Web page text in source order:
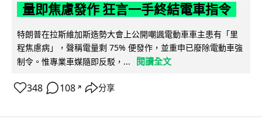
量即焦慮發作 狂言一手終結電車指令
特朗普在拉斯維加斯造勢大會上公開嘲諷電動車車主患有「里
程焦慮病」，聲稱電量剩 75% 便發作，並重申已廢除電動車強
制令。惟專業車媒隨即反駁，...
閱讀全文
348 108 ↗ 分享